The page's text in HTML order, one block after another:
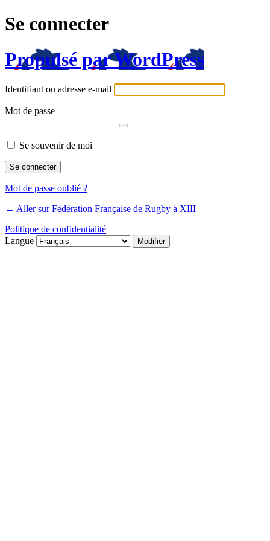
Se connecter
Propulsé par WordPress
Identifiant ou adresse e-mail
Mot de passe
Se souvenir de moi
Mot de passe oublié ?
← Aller sur Fédération Française de Rugby à XIII
Politique de confidentialité
Langue